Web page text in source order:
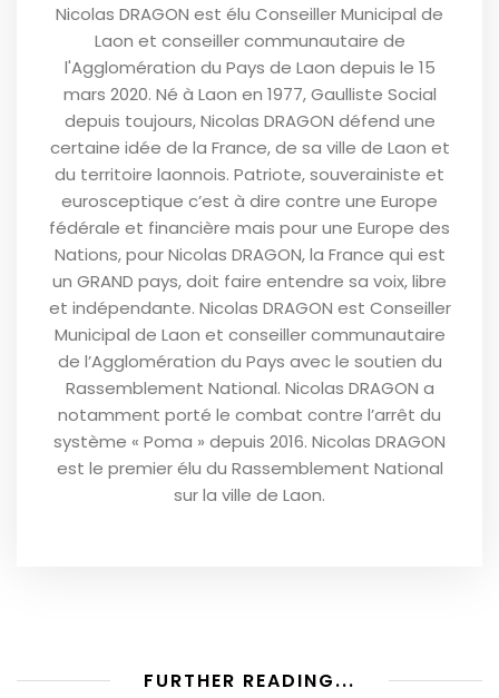
Nicolas DRAGON est élu Conseiller Municipal de
Laon et conseiller communautaire de
l'Agglomération du Pays de Laon depuis le 15
mars 2020. Né à Laon en 1977, Gaulliste Social
depuis toujours, Nicolas DRAGON défend une
certaine idée de la France, de sa ville de Laon et
du territoire laonnois. Patriote, souverainiste et
eurosceptique c’est à dire contre une Europe
fédérale et financière mais pour une Europe des
Nations, pour Nicolas DRAGON, la France qui est
un GRAND pays, doit faire entendre sa voix, libre
et indépendante. Nicolas DRAGON est Conseiller
Municipal de Laon et conseiller communautaire
de l’Agglomération du Pays avec le soutien du
Rassemblement National. Nicolas DRAGON a
notamment porté le combat contre l’arrêt du
système « Poma » depuis 2016. Nicolas DRAGON
est le premier élu du Rassemblement National
sur la ville de Laon.
FURTHER READING...